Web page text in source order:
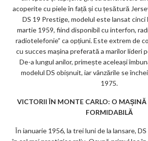
acoperite cu piele în față și cu țesătură
DS 19 Prestige, modelul este lansat cinci
martie 1959, fiind disponibil cu interfon,
radiotelefonie” ca opțiuni. Este extrem de
cu succes mașina preferată a marilor lideri
De-a lungul anilor, primește aceleași
modelul DS obișnuit, iar vânzările se
1975.
VICTORII ÎN MONTE CARLO: O
FORMIDABILĂ
În ianuarie 1956, la trei luni de la lansare,